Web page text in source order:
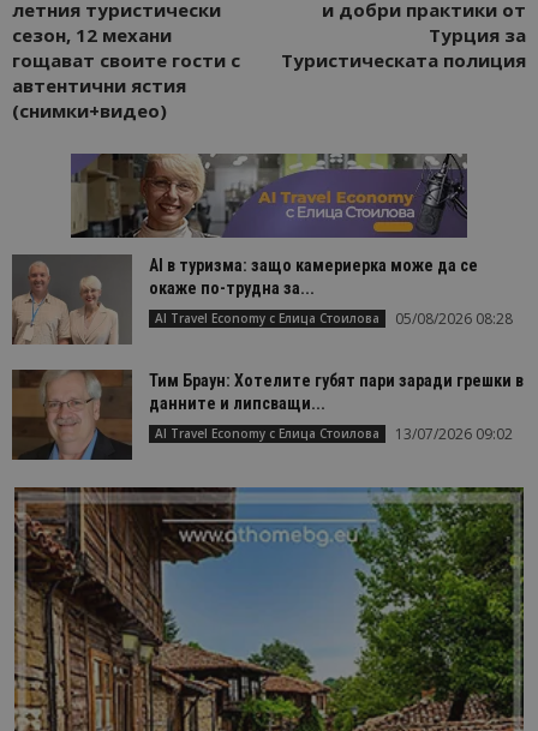
летния туристически
сезон, 12 механи
гощават своите гости с
автентични ястия
(снимки+видео)
и добри практики от
Турция за
Туристическата полиция
AI в туризма: защо камериерка може да се
окаже по-трудна за...
AI Travel Economy с Елица Стоилова 05/08/2026 08:28
Тим Браун: Хотелите губят пари заради грешки в
данните и липсващи...
AI Travel Economy с Елица Стоилова 13/07/2026 09:02